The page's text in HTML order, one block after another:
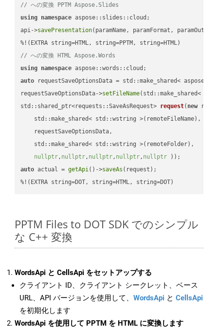
// への変換 PPTM Aspose.Slides
using namespace aspose::slides::cloud;
api->savePresentation(paramName, paramFormat,
// への変換 HTML Aspose.Words
using namespace
auto requestSaveOptionsData = std::make_shared<
requestSaveOptionsData->setFileName(std::make_shared<
std::shared_ptr<requests::SaveAsRequest> request( new
    std::make_shared< std::wstring >(remoteFileName),
    requestSaveOptionsData,
    std::make_shared< std::wstring >(remoteFolder),
nullptr, nullptr, nullptr, nullptr, nullptr ))
auto actual = getApi()->saveAs (request);
%!(EXTRA string=DOT, string=HTML, string=DOT)
PPTM Files to DOT SDK でのシンプル
な C++ 変換
WordsApi と CellsApi をセットアップする
クライアント ID、クライアント シークレット、ベース
URL、API バージョンを使用して、 WordsApi と CellsApi
を初期化します
WordsApi を使用して PPTM を HTML に変換します